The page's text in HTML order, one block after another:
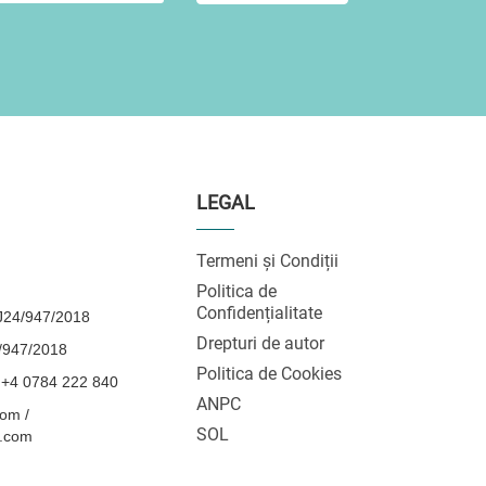
947/2018
2018
0784 222 840
/
LEGAL
Termeni și Condiții
Politica de
Confidențialitate
Drepturi de autor
Politica de Cookies
ANPC
SOL